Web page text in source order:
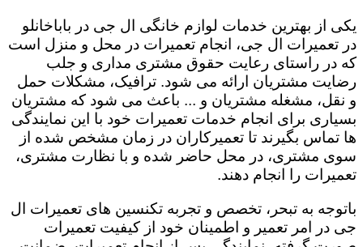
یکی از بهترین خدمات لوازم خانگی ال جی در باباخانلو
در تعمیرات ال جی، انجام تعمیرات در محل و منزل است
که در راستای رعایت حقوق مشتری مداری و جلب
رضایت مشتریان ارائه می شود. ترافیک، مشکلات حمل
و نقل، مشغله مشتریان و ... باعث می شود که مشتریان
بسیاری برای انجام خدمات تعمیرات خود با این نمایندگی
ها تماس بگیرند تا تعمیرکاران در زمان مشخص شده از
سوی مشتری، در محل حاضر شده و با نظارت مشتری،
تعمیرات را انجام دهند.
باتوجه به تبحر، تخصص و تجربه تکنسین های تعمیرات ال
جی در امر تعمیر و اطمینان خود از کیفیت تعمیرات